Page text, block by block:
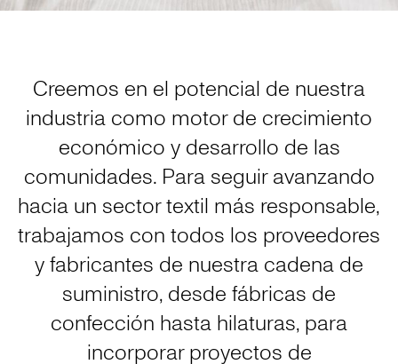
Creemos en el potencial de nuestra
industria como motor de crecimiento
económico y desarrollo de las
comunidades. Para seguir avanzando
hacia un sector textil más responsable,
trabajamos con todos los proveedores
y fabricantes de nuestra cadena de
suministro, desde fábricas de
confección hasta hilaturas, para
incorporar proyectos de